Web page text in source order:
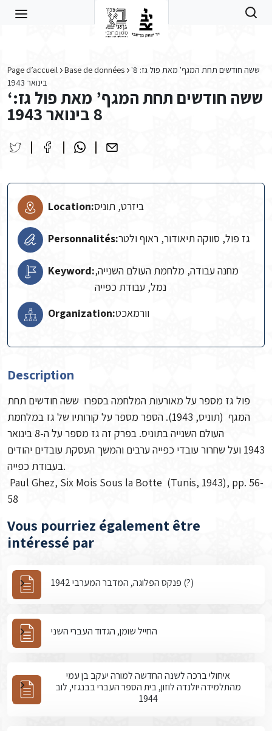
Page d’accueil Base de données
'ששה חודשים תחת המגף' מאת פול גז: 8
בינואר 1943
‘ששה חודשים תחת המגף’ מאת פול גז:
8 בינואר 1943
Location:ביזרט, תוניס
Personnalités:גז פול, סווקה תיאודור, ראוף ולטר
Keyword:מחנה עבודה, מלחמת העולם השנייה,
נמל, עבודת כפייה
Organization:וורמאכט
Description
פול גז מספר על מאורעות המלחמה בספרו ששה חודשים תחת
המגף (תוניס, 1943). הספר מספר על קורותיו של גז במלחמת
העולם השנייה בתוניס. בפרק זה גז מספר על ה-8 בינואר
1943 ועל שחרור עובדי כפייה ערבים והמשך העסקת עובדים יהודים
בעבודת כפייה.
Paul Ghez, Six Mois Sous la Botte (Tunis, 1943), pp. 56-
58
Vous pourriez également être
intéressé par
פנקס הפלוגה, המדבר המערבי 1942 (?)
החייל שומן, הגדוד העברי השני
איחולי ברכה לשנה החדשה למורה יעקב בן עמי
מהתלמידה יולנדה לוזון, בית הספר העברי בבנגזי, לוב
1944